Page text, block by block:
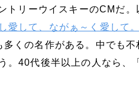
トリーウイスキーのCMだ。
愛して、ながぁ～く愛して。
くの名作がある。中でも不
。40代後半以上の人なら、